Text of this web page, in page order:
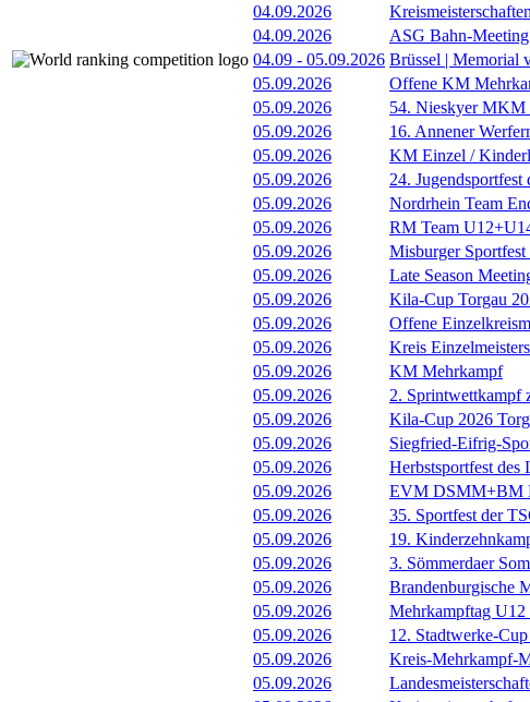
04.09.2026
04.09.2026
ASG Bahn-
04.09 - 05.09.2026 Brüssel | Memorial
05.09.2026
Offene KM
05.09.2026
54. Nieskyer MKM
05.09.2026
16. Annener
05.09.2026
KM Einzel /
05.09.2026
24.
05.09.2026
Nordrhein Team
05.09.2026
RM Team
05.09.2026
Misburger
05.09.2026
Late Season
05.09.2026
Kila-Cup Torgau
05.09.2026
Offene
05.09.2026
Kreis
05.09.2026
KM Mehrkampf
05.09.2026
2. Sprintwettkampf
05.09.2026
Kila-Cup 2026
05.09.2026
Siegfried-Eifrig-
05.09.2026
Herbstsportfest
05.09.2026
EVM DSMM+BM
05.09.2026
35. Sportfest der
05.09.2026
19.
05.09.2026
3. Sömmerdaer
05.09.2026
Brandenburgische
05.09.2026
Mehrkampftag
05.09.2026
12. Stadtwerke-
05.09.2026
Kreis-Mehrkampf-
05.09.2026